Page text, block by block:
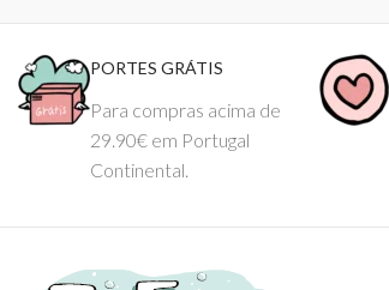
PORTES GRÁTIS
Para compras acima de
29.90€ em Portugal
Continental.